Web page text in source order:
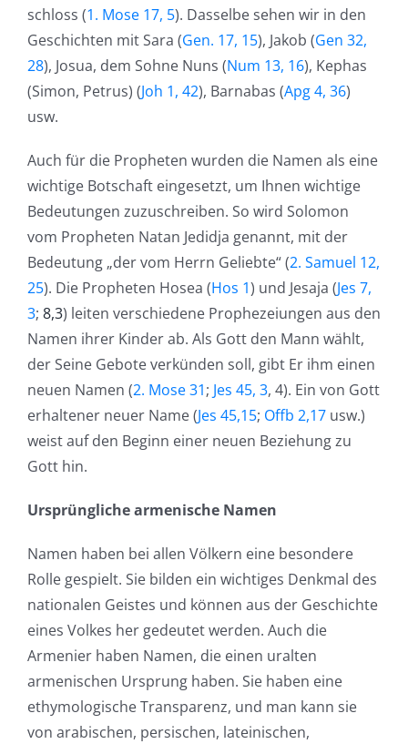
schloss (1. Mose 17, 5). Dasselbe sehen wir in den
Geschichten mit Sara (Gen. 17, 15), Jakob (Gen 32,
28), Josua, dem Sohne Nuns (Num 13, 16), Kephas
(Simon, Petrus) (Joh 1, 42), Barnabas (Apg 4, 36)
usw.
Auch für die Propheten wurden die Namen als eine
wichtige Botschaft eingesetzt, um Ihnen wichtige
Bedeutungen zuzuschreiben. So wird Solomon
vom Propheten Natan Jedidja genannt, mit der
Bedeutung „der vom Herrn Geliebte“ (2. Samuel 12,
25). Die Propheten Hosea (Hos 1) und Jesaja (Jes 7,
3; 8,3) leiten verschiedene Prophezeiungen aus den
Namen ihrer Kinder ab. Als Gott den Mann wählt,
der Seine Gebote verkünden soll, gibt Er ihm einen
neuen Namen (2. Mose 31; Jes 45, 3, 4). Ein von Gott
erhaltener neuer Name (Jes 45,15; Offb 2,17usw.)
weist auf den Beginn einer neuen Beziehung zu
Gott hin.
Ursprüngliche armenische Namen
Namen haben bei allen Völkern eine besondere
Rolle gespielt. Sie bilden ein wichtiges Denkmal des
nationalen Geistes und können aus der Geschichte
eines Volkes her gedeutet werden. Auch die
Armenier haben Namen, die einen uralten
armenischen Ursprung haben. Sie haben eine
ethymologische Transparenz, und man kann sie
von arabischen, persischen, lateinischen,